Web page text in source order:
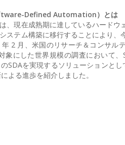
Defined Automation）とは
、現在成熟期に達しているハードウ
テム構築に移行することにより、
2 月、米国のリサーチ＆コンサル
象にした世界規模の調査において
SDAを実現するソリューションと
よる進歩を紹介しました。